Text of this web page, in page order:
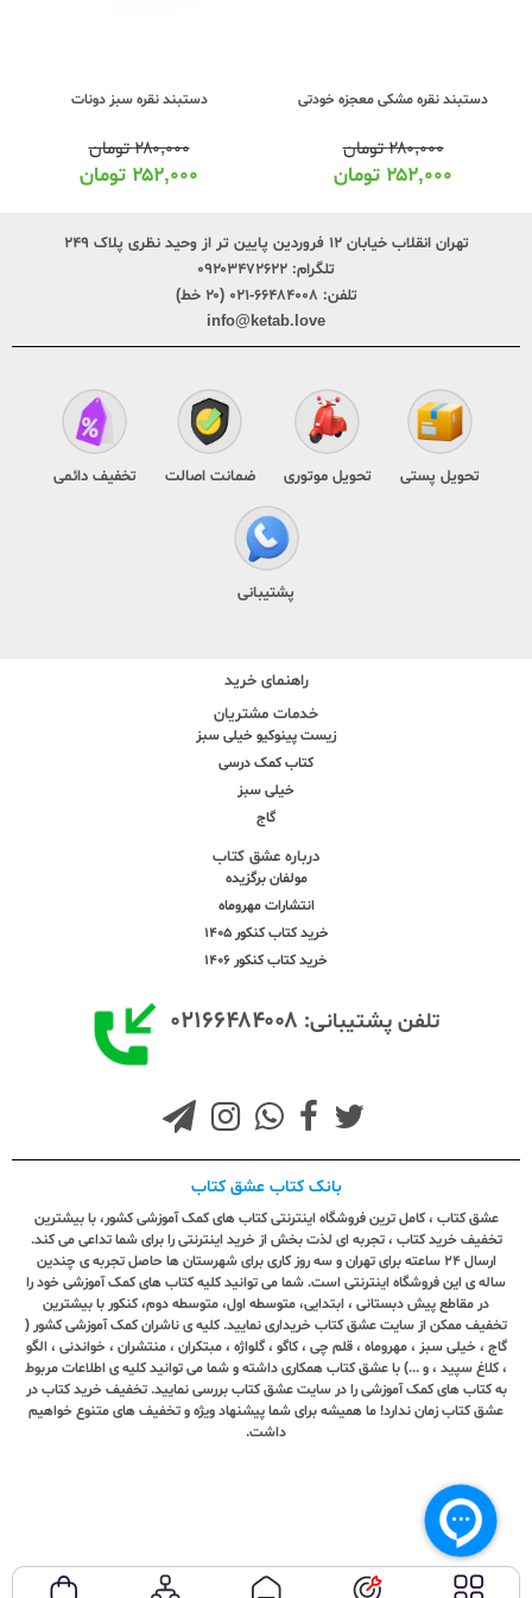
دستبند نقره مشکی معجزه خودتی
۲۸۰,۰۰۰تومان
۲۵۲,۰۰۰ تومان
دستبند نقره سبز دونات
۲۸۰,۰۰۰تومان
۲۵۲,۰۰۰ تومان
تهران انقلاب خیابان ۱۲ فروردین پایین تر از وحید نظری پلاک ۲۴۹
تلگرام: ۰۹۲۰۳۴۷۲۶۲۲
تلفن: ۶۶۴۸۴۰۰۸-۰۲۱ (۲۰ خط)
info@ketab.love
تحویل پستی تحویل موتوری ضمانت اصالت تخفیف دائمی
پشتیبانی
راهنمای خرید
خدمات مشتریان
زیست پینوکیو خیلی سبز
کتاب کمک درسی
خیلی سبز
گاج
درباره عشق کتاب
مولفان برگزیده
انتشارات مهروماه
خرید کتاب کنکور 1405
خرید کتاب کنکور 1406
تلفن پشتیبانی: ۰۲۱۶۶۴۸۴۰۰۸
بانک کتاب عشق کتاب
عشق کتاب ، کامل ترین فروشگاه اینترنتی کتاب های کمک آموزشی کشور، با بیشترین
تخفیف خرید کتاب ، تجربه ای لذت بخش از خرید اینترنتی را برای شما تداعی می کند.
ارسال ٢٤ ساعته برای تهران و سه روز کاری برای شهرستان ها حاصل تجربه ی چندین
ساله ی این فروشگاه اینترنتی است. شما می توانید کلیه کتاب های کمک آموزشی خود را
در مقاطع پیش دبستانی ، ابتدایی، متوسطه اول، متوسطه دوم، کنکور با بیشترین
تخفیف ممکن از سایت عشق کتاب خریداری نمایید. کلیه ی ناشران کمک آموزشی کشور (
گاج ، خیلی سبز ، مهروماه ، قلم چی ، کاگو ، گلواژه ، مبتکران ، منتشران ، خواندنی ، الگو
، کلاغ سپید ، و ...) با عشق کتاب همکاری داشته و شما می توانید کلیه ی اطلاعات مربوط
به کتاب های کمک آموزشی را در سایت عشق کتاب بررسی نمایید. تخفیف خرید کتاب در
عشق کتاب زمان ندارد! ما همیشه برای شما پیشنهاد ویژه و تخفیف های متنوع خواهیم
داشت.